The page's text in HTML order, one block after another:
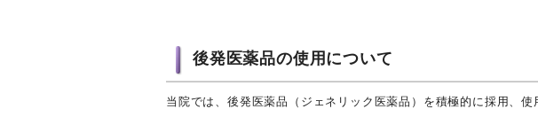
後発医薬品の使用について
当院では、後発医薬品（ジェネリック医薬品）を積極的に採用、使